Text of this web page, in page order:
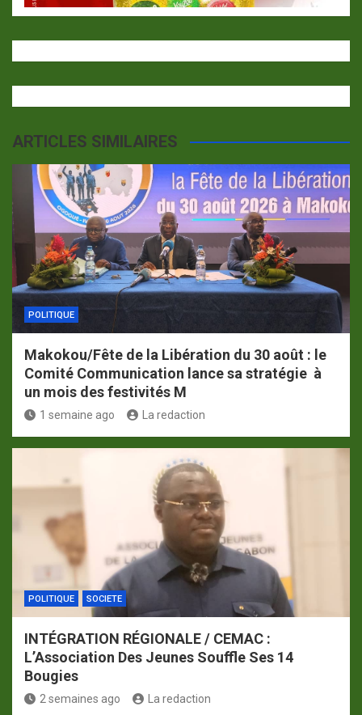
ARTICLES SIMILAIRES
POLITIQUE
Makokou/Fête de la Libération du 30 août : le
Comité Communication lance sa stratégie à
un mois des festivités M
1 semaine ago La redaction
POLITIQUE SOCIETE
INTÉGRATION RÉGIONALE / CEMAC :
L’Association Des Jeunes Souffle Ses 14
Bougies
2 semaines ago La redaction